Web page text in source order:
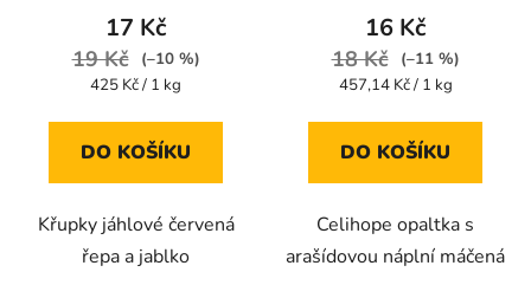
produktu
je
5,0
5
17 Kč
19 Kč
(–10 %)
Měrná
425 Kč / 1 kg
DO KOŠÍKU
Křupky jáhlové červená
řepa a jablko
produktu
je
5,0
5
16 Kč
18 Kč
(–11 %)
Měrná
457,14 Kč / 1 kg
DO KOŠÍKU
Celihope opaltka s
arašídovou náplní máčená